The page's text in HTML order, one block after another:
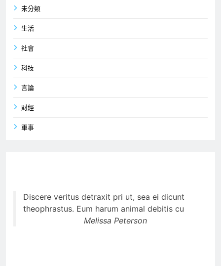
未分類
生活
社會
科技
言論
財經
軍事
Discere veritus detraxit pri ut, sea ei dicunt
theophrastus. Eum harum animal debitis cu
Melissa Peterson